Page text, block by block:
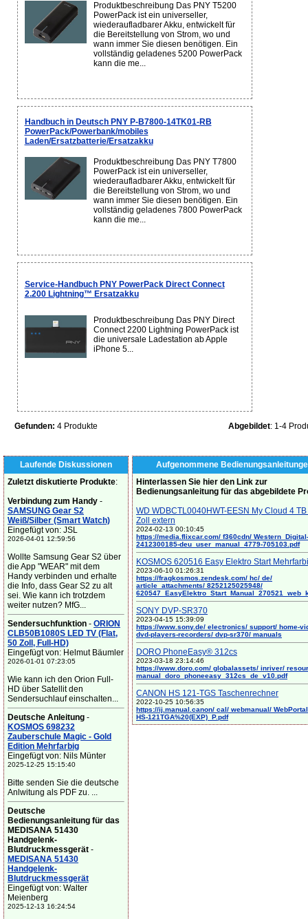
Produktbeschreibung Das PNY T5200
PowerPack ist ein universeller,
wiederaufladbarer Akku, entwickelt für
die Bereitstellung von Strom, wo und
wann immer Sie diesen benötigen. Ein
vollständig geladenes 5200 PowerPack
kann die me...
Handbuch in Deutsch PNY P-B7800-14TK01-RB
PowerPack/Powerbank/mobiles
Laden/Ersatzbatterie/Ersatzakku
Produktbeschreibung Das PNY T7800
PowerPack ist ein universeller,
wiederaufladbarer Akku, entwickelt für
die Bereitstellung von Strom, wo und
wann immer Sie diesen benötigen. Ein
vollständig geladenes 7800 PowerPack
kann die me...
Service-Handbuch PNY PowerPack Direct Connect
2.200 Lightning™ Ersatzakku
Produktbeschreibung Das PNY Direct
Connect 2200 Lightning PowerPack ist
die universale Ladestation ab Apple
iPhone 5...
Gefunden: 4 Produkte Abgebildet: 1-4
Laufende Diskussionen
Zuletzt diskutierte Produkte:
Verbindung zum Handy -
SAMSUNG Gear S2
Weiß/Silber (Smart Watch)
Eingefügt von: JSL
2026-04-01 12:59:56
Wollte Samsung Gear S2 über
die App "WEAR" mit dem
Handy verbinden und erhalte
die Info, dass Gear S2 zu alt
sei. Wie kann ich trotzdem
weiter nutzen? MfG...
Sendersuchfunktion - ORION
CLB50B1080S LED TV (Flat,
50 Zoll, Full-HD)
Eingefügt von: Helmut Bäumler
2026-01-01 07:23:05
Wie kann ich den Orion Full-
HD über Satellit den
Sendersuchlauf einschalten...
Deutsche Anleitung -
KOSMOS 698232
Zauberschule Magic - Gold
Edition Mehrfarbig
Eingefügt von: Nils Münter
2025-12-25 15:15:40
Bitte senden Sie die deutsche
Anlwitung als PDF zu. ...
Deutsche
Bedienungsanleitung für das
MEDISANA 51430
Handgelenk-
Blutdruckmessgerät -
MEDISANA 51430
Handgelenk-
Blutdruckmessgerät
Eingefügt von: Walter
Meienberg
2025-12-13 16:24:54
Aufgenommene
Hinterlassen Sie hier den Link zur
Bedienungsanleitung für das abgebildete
WD WDBCTL0040HWT-EESN My Cloud 4
Zoll extern
2024-02-13 00:10:45
https://media.flixcar.com/ f360cdn/ Western_Digital-
2412300185-deu_user_manual_4779-705103.pdf
KOSMOS 620516 Easy Elektro Start
2023-06-10 01:26:31
https://fragkosmos.zendesk.com/ hc/ de/
article_attachments/ 8252125025948/
SONY DVP-SR370
2023-04-15 15:39:09
https://www.sony.de/ electronics/ support/ home-
dvd-players-recorders/ dvp-sr370/ manuals
DORO PhoneEasy® 312cs
2023-03-18 23:14:46
https://www.doro.com/ globalassets/ inriver/
manual_doro_phoneeasy_312cs_de_v10.pdf
CANON HS 121-TGS Taschenrechner
2022-10-25 10:56:35
https://ij.manual.canon/ cal/ webmanual/
HS-121TGA%20(EXP)_P.pdf